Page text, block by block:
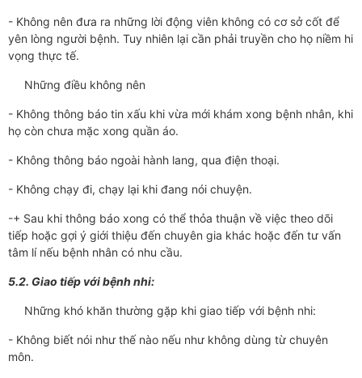
- Không nên đưa ra những lời động viên không có cơ sở cốt để
yên lòng người bệnh. Tuy nhiên lại cần phải truyền cho họ niềm hi
vọng thực tế.
Những điều không nên
- Không thông báo tin xấu khi vừa mới khám xong bệnh nhân, khi
họ còn chưa mặc xong quần áo.
- Không thông báo ngoài hành lang, qua điện thoại.
- Không chạy đi, chạy lại khi đang nói chuyện.
-+ Sau khi thông báo xong có thể thỏa thuận về việc theo dõi
tiếp hoặc gợi ý giới thiệu đến chuyên gia khác hoặc đến tư vấn
tâm lí nếu bệnh nhân có nhu cầu.
5.2. Giao tiếp với bệnh nhi:
Những khó khăn thường gặp khi giao tiếp với bệnh nhi:
- Không biết nói như thế nào nếu như không dùng từ chuyên
môn.